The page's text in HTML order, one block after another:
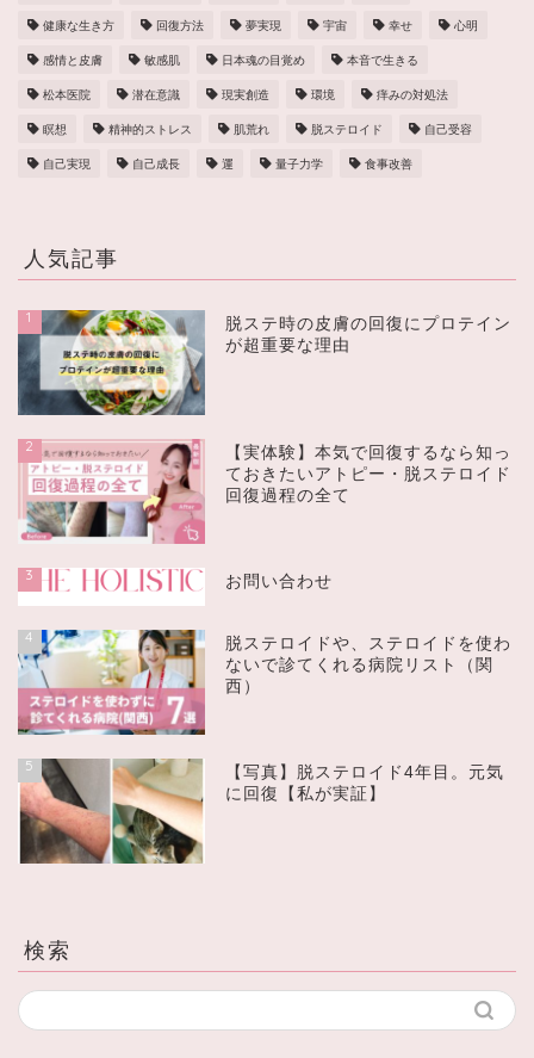
健康な生き方 回復方法 夢実現 宇宙 幸せ 心明
感情と皮膚 敏感肌 日本魂の目覚め 本音で生きる
松本医院 潜在意識 現実創造 環境 痒みの対処法
瞑想 精神的ストレス 肌荒れ 脱ステロイド 自己受容
自己実現 自己成長 運 量子力学 食事改善
人気記事
1
脱ステ時の皮膚の回復にプロテイン
が超重要な理由
2
【実体験】本気で回復するなら知っ
ておきたいアトピー・脱ステロイド
回復過程の全て
3 お問い合わせ
4
脱ステロイドや、ステロイドを使わ
ないで診てくれる病院リスト（関
西）
5
【写真】脱ステロイド4年目。元気
に回復【私が実証】
検索